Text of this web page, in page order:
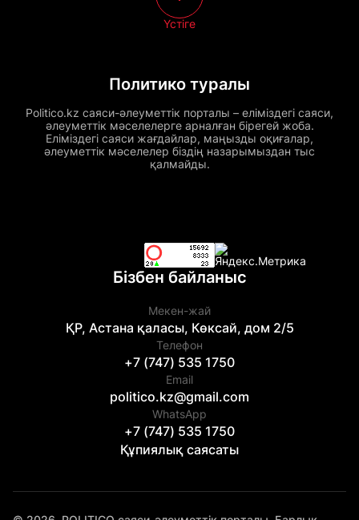
Политико туралы
Politico.kz саяси-әлеуметтік порталы – еліміздегі саяси,
әлеуметтік мәселелерге арналған бірегей жоба.
Еліміздегі саяси жағдайлар, маңызды оқиғалар,
әлеуметтік мәселелер біздің назарымыздан тыс
қалмайды.
Үстіге
Бізбен байланыс
Мекен-жай
ҚР, Астана қаласы, Көксай, дом 2/5
Телефон
+7 (747) 535 1750
Email
politico.kz@gmail.com
WhatsApp
+7 (747) 535 1750
Құпиялық саясаты